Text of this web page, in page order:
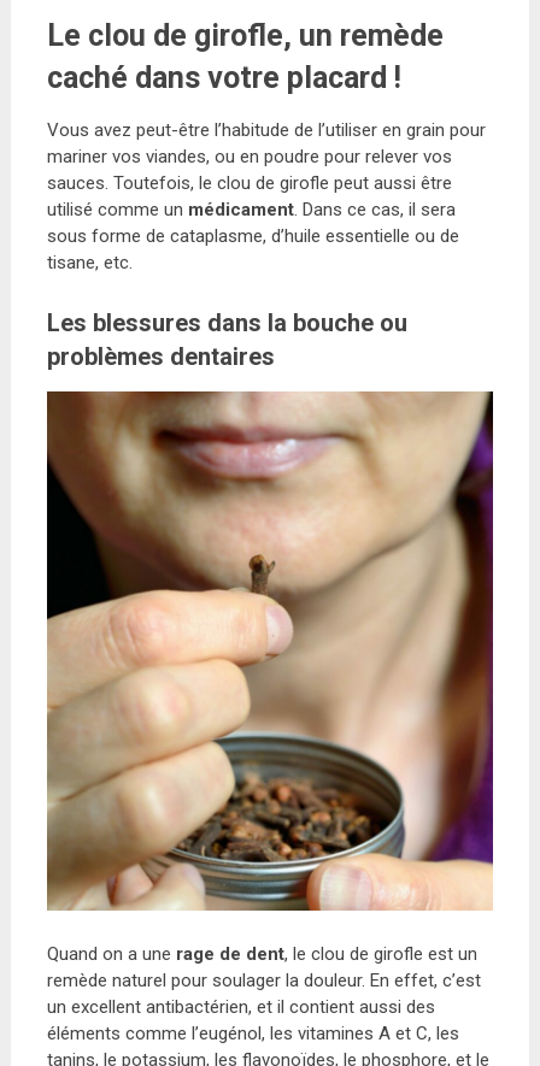
Le clou de girofle, un remède
caché dans votre placard !
Vous avez peut-être l’habitude de l’utiliser en grain pour
mariner vos viandes, ou en poudre pour relever vos
sauces. Toutefois, le clou de girofle peut aussi être
utilisé comme un médicament. Dans ce cas, il sera
sous forme de cataplasme, d’huile essentielle ou de
tisane, etc.
Les blessures dans la bouche ou
problèmes dentaires
Quand on a une rage de dent, le clou de girofle est un
remède naturel pour soulager la douleur. En effet, c’est
un excellent antibactérien, et il contient aussi des
éléments comme l’eugénol, les vitamines A et C, les
tanins, le potassium, les flavonoïdes, le phosphore, et le